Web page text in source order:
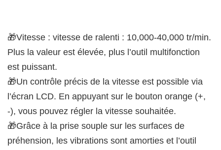
🎁Vitesse : vitesse de ralenti : 10,000-40,000 tr/min.
Plus la valeur est élevée, plus l’outil multifonction
est puissant.
🎁Un contrôle précis de la vitesse est possible via
l’écran LCD. En appuyant sur le bouton orange (+,
-), vous pouvez régler la vitesse souhaitée.
🎁Grâce à la prise souple sur les surfaces de
préhension, les vibrations sont amorties et l’outil